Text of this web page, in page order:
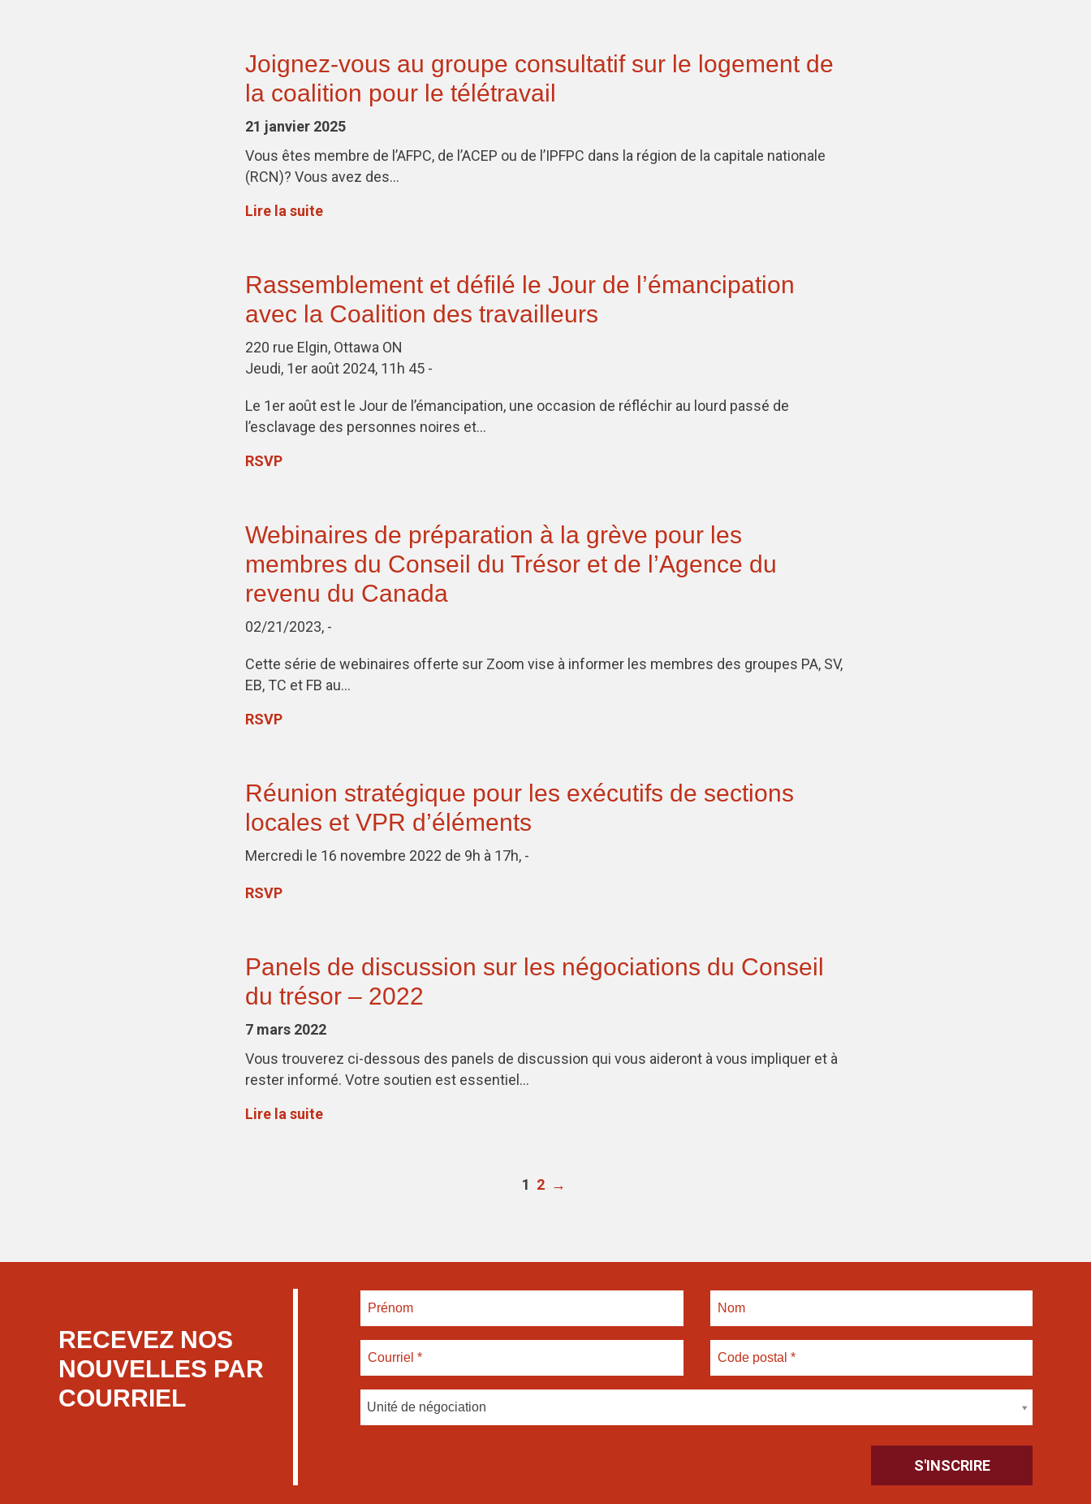
Joignez-vous au groupe consultatif sur le logement de
la coalition pour le télétravail
21 janvier 2025
Vous êtes membre de l’AFPC, de l’ACEP ou de l’IPFPC dans la région de la capitale nationale
(RCN)? Vous avez des…
Lire la suite
Rassemblement et défilé le Jour de l’émancipation
avec la Coalition des travailleurs
220 rue Elgin, Ottawa ON
Jeudi, 1er août 2024, 11h 45 -
Le 1er août est le Jour de l’émancipation, une occasion de réfléchir au lourd passé de
l’esclavage des personnes noires et…
RSVP
Webinaires de préparation à la grève pour les
membres du Conseil du Trésor et de l’Agence du
revenu du Canada
02/21/2023, -
Cette série de webinaires offerte sur Zoom vise à informer les membres des groupes PA, SV,
EB, TC et FB au…
RSVP
Réunion stratégique pour les exécutifs de sections
locales et VPR d’éléments
Mercredi le 16 novembre 2022 de 9h à 17h, -
RSVP
Panels de discussion sur les négociations du Conseil
du trésor – 2022
7 mars 2022
Vous trouverez ci-dessous des panels de discussion qui vous aideront à vous impliquer et à
rester informé. Votre soutien est essentiel…
Lire la suite
1 2 →
RECEVEZ NOS
NOUVELLES PAR
COURRIEL
Unité de négociation